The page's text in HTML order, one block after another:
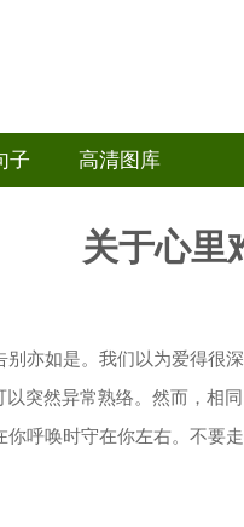
子 高清图库
关于心里
亦如是。我们以为爱得很
突然异常熟络。然而，相
呼唤时守在你左右。不要